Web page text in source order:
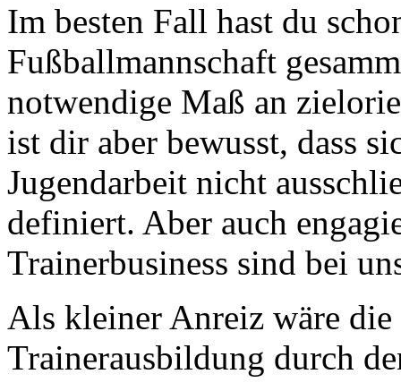
Im besten Fall hast du
Fußballmannschaft
notwendige Maß an
ist dir aber bewusst, dass
Jugendarbeit nicht
definiert. Aber auch
Trainerbusiness sind bei
Als kleiner Anreiz wäre
Trainerausbildung durch